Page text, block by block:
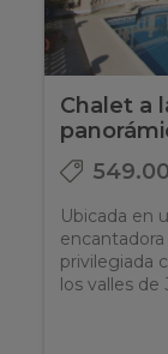
Chalet a
Ubicada en
privilegiada
los valles de